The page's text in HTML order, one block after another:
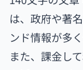
は、政府や著
ンド情報が多
また、課金し